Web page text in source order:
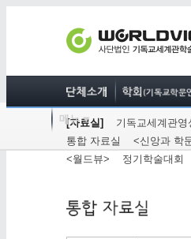
[자료실]
기독교세계관영
통합 자료실
<신앙과 학
<월드뷰>
정기학술대회